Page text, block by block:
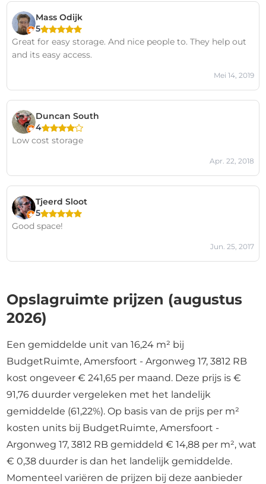
Mass Odijk
5
Great for easy storage. And nice people to. They help out
and its easy access.
Mei 14, 2019
Duncan South
4
Low cost storage
Apr. 22, 2018
Tjeerd Sloot
5
Good space!
Jun. 25, 2017
Opslagruimte prijzen (augustus
2026)
Een gemiddelde unit van 16,24 m² bij
BudgetRuimte, Amersfoort - Argonweg 17, 3812 RB
kost ongeveer € 241,65 per maand. Deze prijs is €
91,76 duurder vergeleken met het landelijk
gemiddelde (61,22%). Op basis van de prijs per m²
kosten units bij BudgetRuimte, Amersfoort -
Argonweg 17, 3812 RB gemiddeld € 14,88 per m², wat
€ 0,38 duurder is dan het landelijk gemiddelde.
Momenteel variëren de prijzen bij deze aanbieder